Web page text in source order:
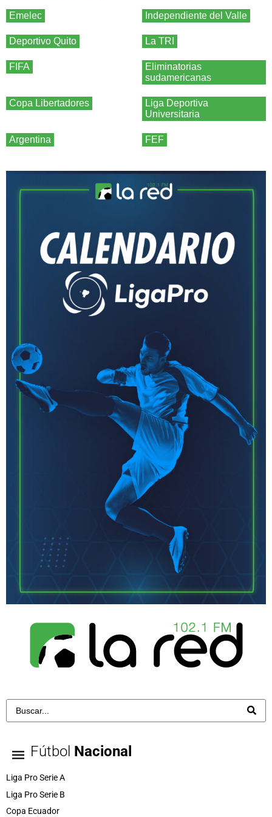
Emelec Independiente del Valle
Deportivo Quito La TRI
FIFA
Eliminatorias
sudamericanas
Copa Libertadores
Liga Deportiva
Universitaria
Argentina FEF
Fútbol Nacional
Liga Pro Serie A
Liga Pro Serie B
Copa Ecuador